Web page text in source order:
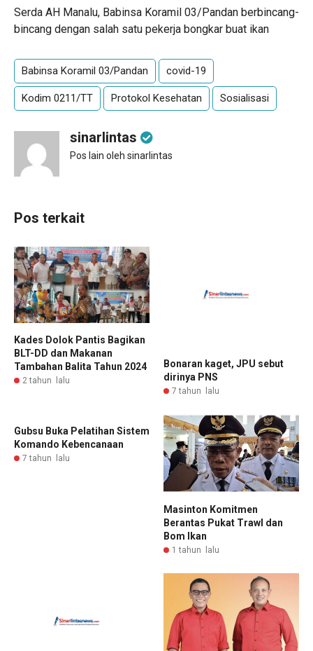
Serda AH Manalu, Babinsa Koramil 03/Pandan berbincang-
bincang dengan salah satu pekerja bongkar buat ikan
Babinsa Koramil 03/Pandan covid-19
Kodim 0211/TT Protokol Kesehatan Sosialisasi
sinarlintas
Pos lain oleh sinarlintas
Pos terkait
Kades Dolok Pantis Bagikan
BLT-DD dan Makanan
Tambahan Balita Tahun 2024
2 tahun lalu
Bonaran kaget, JPU sebut
dirinya PNS
7 tahun lalu
Gubsu Buka Pelatihan Sistem
Komando Kebencanaan
7 tahun lalu
Masinton Komitmen
Berantas Pukat Trawl dan
Bom Ikan
1 tahun lalu